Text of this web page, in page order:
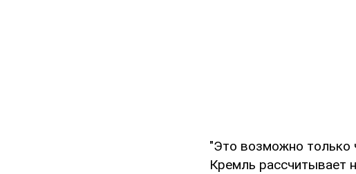
"Это возможно только
Кремль рассчитывает